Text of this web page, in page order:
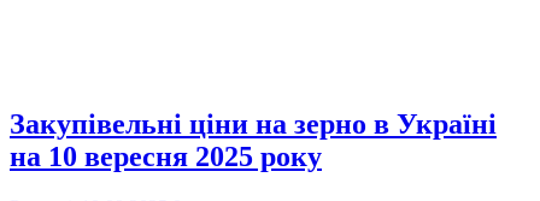
Закупівельні ціни на зерно в Україні
на 10 вересня 2025 року